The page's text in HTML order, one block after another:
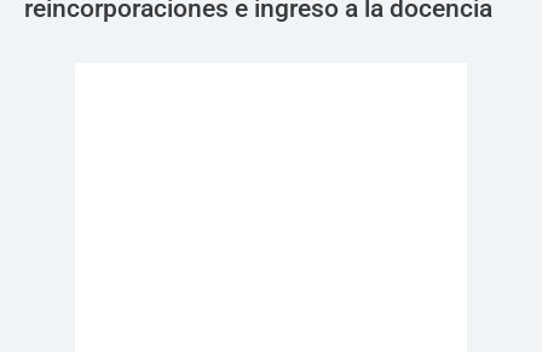
reincorporaciones e ingreso a la docencia